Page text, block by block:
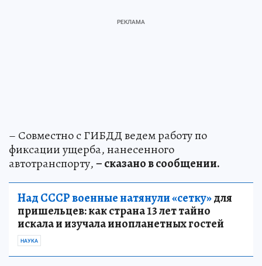
– Совместно с ГИБДД ведем работу по
фиксации ущерба, нанесенного
автотранспорту,– сказано в сообщении.
Над СССР военные натянули «сетку»для
пришельцев: как страна 13 лет тайно
искала и изучала инопланетных гостей
НАУКА